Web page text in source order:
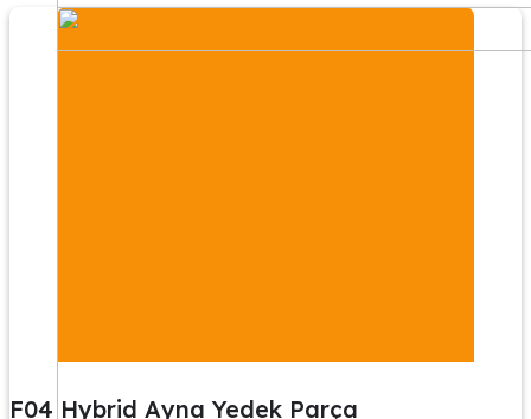
F04 Hybrid Ayna Yedek Parça